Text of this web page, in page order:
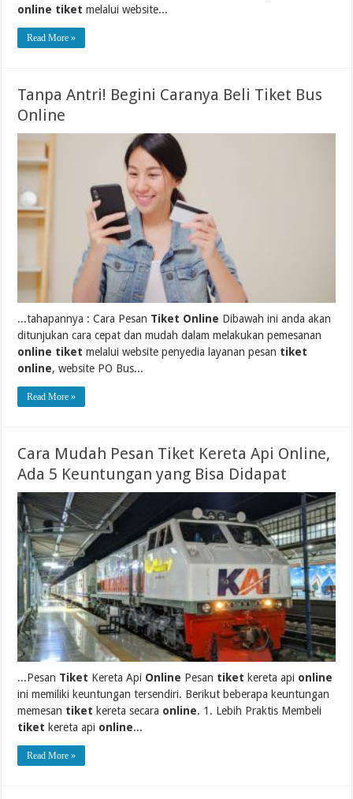
online tiket melalui website...
Read More »
Tanpa Antri! Begini Caranya Beli Tiket Bus
Online
...tahapannya : Cara Pesan Tiket Online Dibawah ini anda akan
ditunjukan cara cepat dan mudah dalam melakukan pemesanan
online tiket melalui website penyedia layanan pesan tiket
online, website PO Bus...
Read More »
Cara Mudah Pesan Tiket Kereta Api Online,
Ada 5 Keuntungan yang Bisa Didapat
...Pesan Tiket Kereta Api Online Pesan tiket kereta api online
ini memiliki keuntungan tersendiri. Berikut beberapa keuntungan
memesan tiket kereta secara online. 1. Lebih Praktis Membeli
tiket kereta api online...
Read More »